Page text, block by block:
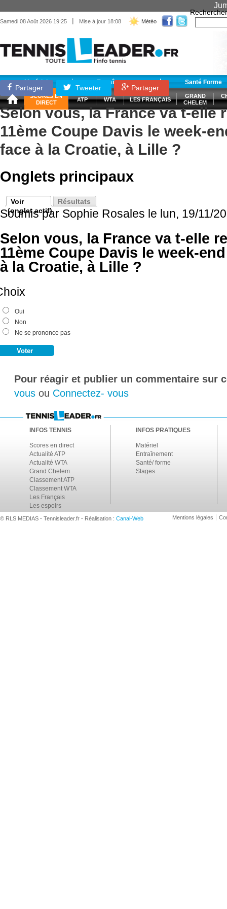
Samedi 08 Août 2026 19:25 | Mise à jour 18:08 Météo
Rechercher
Matériel Entraînement Santé Forme
SCORES EN
DIRECT
ATP WTA LES FRANÇAIS
GRAND
CHELEM
Partager Tweeter Partager
Selon vous, la France va t-elle
11ème Coupe Davis le week-
face à la Croatie, à Lille ?
Onglets principaux
Voir
(onglet actif)
Résultats
Soumis par Sophie Rosales le lun, 19/11/
Selon vous, la France va t-elle
11ème Coupe Davis le week-
à la Croatie, à Lille ?
Oui
Non
Ne se prononce pas
Pour réagir et publier un commentaire sur
vous ou Connectez- vous
INFOS TENNIS
Scores en direct
Actualité ATP
Actualité WTA
Grand Chelem
Classement ATP
Classement WTA
Les Français
Les espoirs
INFOS PRATIQUES
Matériel
Entraînement
Santé/ forme
Stages
© RLS MEDIAS - Tennisleader.fr - Réalisation : Canal-Web Mentions légales